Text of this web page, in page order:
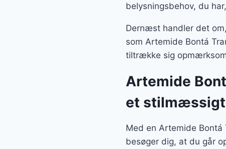
belysningsbehov, du
Dernæst handler det
som Artemide Bontá
tiltrække sig
Artemide
et
Med en Artemide
besøger dig, at du går